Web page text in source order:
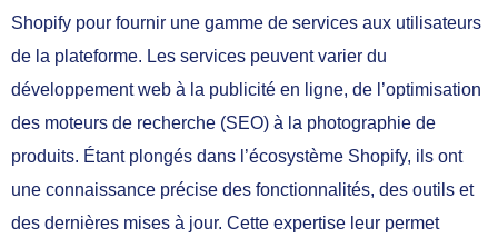
Shopify pour fournir une gamme de services aux utilisateurs
de la plateforme. Les services peuvent varier du
développement web à la publicité en ligne, de l’optimisation
des moteurs de recherche (SEO) à la photographie de
produits. Étant plongés dans l’écosystème Shopify, ils ont
une connaissance précise des fonctionnalités, des outils et
des dernières mises à jour. Cette expertise leur permet